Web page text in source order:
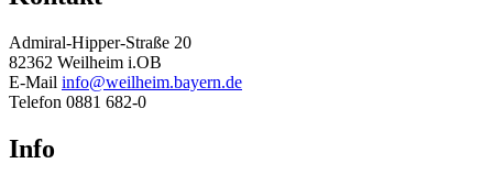
Admiral-Hipper-Straße 20
82362 Weilheim i.OB
E-Mail info@weilheim.bayern.de
Telefon 0881 682-0
Info